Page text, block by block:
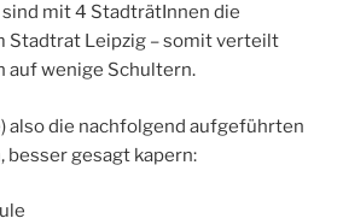
sind mit 4 StadträtInnen die
Stadtrat Leipzig – somit verteilt
auf wenige Schultern.
also die nachfolgend aufgeführten
besser gesagt kapern: